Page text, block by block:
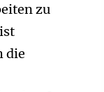
zu
die